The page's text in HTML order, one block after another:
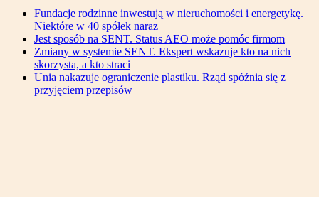
Fundacje rodzinne inwestują w nieruchomości i energetykę.
Niektóre w 40 spółek naraz
Jest sposób na SENT. Status AEO może pomóc firmom
Zmiany w systemie SENT. Ekspert wskazuje kto na nich
skorzysta, a kto straci
Unia nakazuje ograniczenie plastiku. Rząd spóźnia się z
przyjęciem przepisów